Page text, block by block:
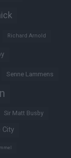
Richard Arnold
Senne Lammens
Sir Matt Busby
City